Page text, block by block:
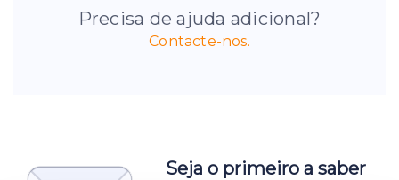
Precisa de ajuda adicional?
Contacte-nos.
Seja o primeiro a saber